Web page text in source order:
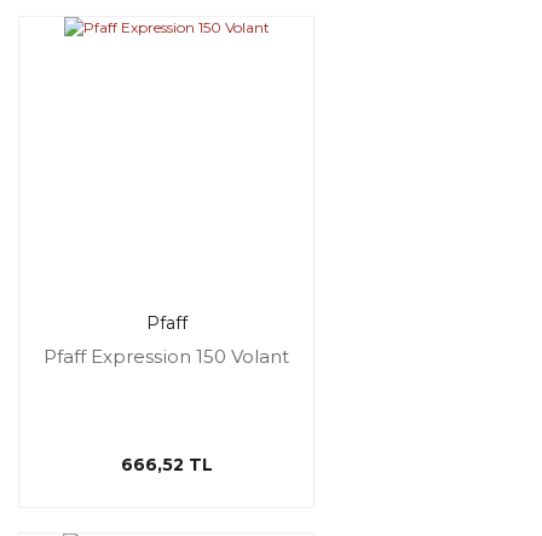
Pfaff
Pfaff Expression 150 Volant
666,52 TL